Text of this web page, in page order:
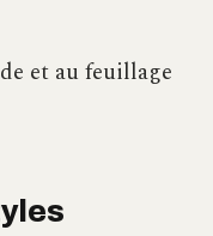
et au feuillage